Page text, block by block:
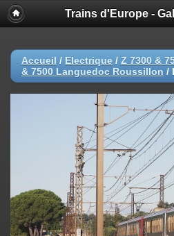
Trains d'Europe -
Accueil / Electrique / Z 7300 &
& 7500 Languedoc Roussillon /